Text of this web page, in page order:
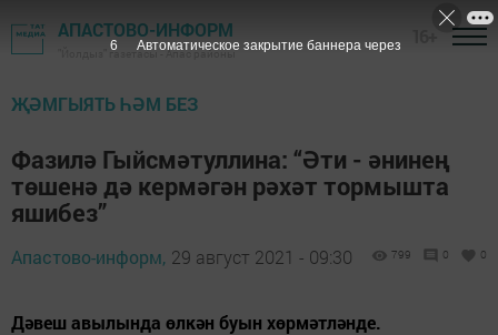
АПАСТОВО-ИНФОРМ
"Йолдыз" газетасы - Апас районы
ҖӘМГЫЯТЬ ҺӘМ БЕЗ
Фазилә Гыйсмәтуллина: “Әти - әнинең
төшенә дә кермәгән рәхәт тормышта
яшибез”
Апастово-информ, 29 август 2021 - 09:30 799 0 0
Дәвеш авылында өлкән буын хөрмәтләнде.
5 Автоматическое закрытие баннера через